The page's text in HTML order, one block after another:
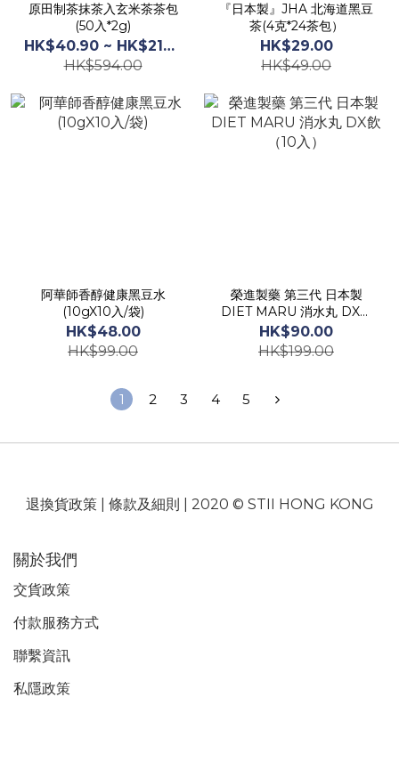
原田制茶抹茶入玄米茶茶包
(50入*2g)
HK$40.90 ~ HK$219.00
HK$594.00
『日本製』JHA 北海道黑豆
茶(4克*24茶包）
HK$29.00
HK$49.00
阿華師香醇健康黑豆水
(10gX10入/袋)
HK$48.00
HK$99.00
榮進製藥 第三代 日本製
DIET MARU 消水丸 DX飲
（10入）
HK$90.00
HK$199.00
1 2 3 4 5
退換貨政策| 條款及細則 | 2020 © STII HONG KONG
關於我們
交貨政策
付款服務方式
聯繫資訊
私隱政策